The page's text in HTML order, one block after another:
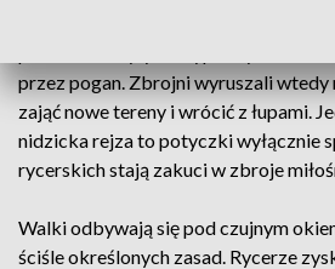
przez pogan. Zbrojni wyruszali wtedy
zająć nowe tereny i wrócić z łupami.
nidzicka rejza to potyczki wyłącznie
rycerskich stają zakuci w zbroje
Walki odbywają się pod czujnym
ściśle określonych zasad. Rycerze